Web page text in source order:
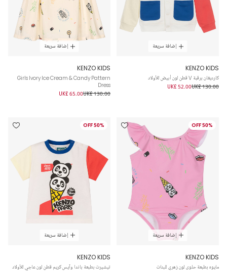
إضافة سريعة
KENZO KIDS
كارديغان برقبة V قطن لون أبيض للأولاد
UK£ 130.00
UK£ 52.00
إضافة سريعة
KENZO KIDS
Girls Ivory Ice Cream & Candy Pattern
Dress
UK£ 130.00
UK£ 65.00
50% OFF
إضافة سريعة
KENZO KIDS
مايوه بطبعة حلوى لون زهري للبنات
50% OFF
إضافة سريعة
KENZO KIDS
تيشيرت بطبعة باندا وآيس كريم قطن لون عاجي للأولاد